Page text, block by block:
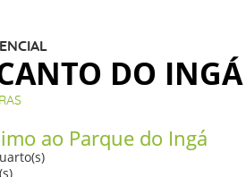
DO INGÁ
ao Parque do Ingá